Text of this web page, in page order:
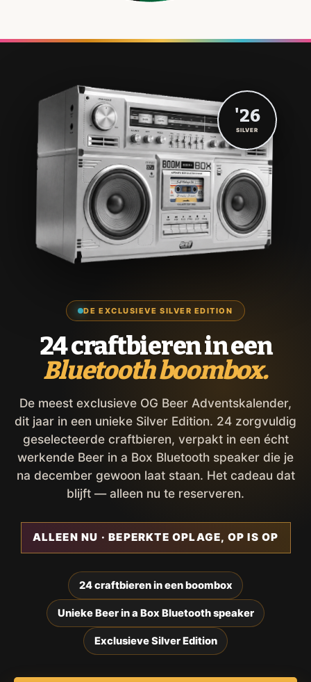
DE EXCLUSIEVE SILVER EDITION
24 craftbieren in een
Bluetooth boombox.
De meest exclusieve OG Beer Adventskalender,
dit jaar in een unieke Silver Edition. 24 zorgvuldig
geselecteerde craftbieren, verpakt in een écht
werkende Beer in a Box Bluetooth speaker die je
na december gewoon laat staan. Het cadeau dat
blijft — alleen nu te reserveren.
ALLEEN NU · BEPERKTE OPLAGE, OP IS OP
24 craftbieren in een boombox
Unieke Beer in a Box Bluetooth speaker
Exclusieve Silver Edition
'26
SILVER